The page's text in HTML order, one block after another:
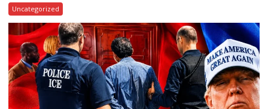
Uncategorized